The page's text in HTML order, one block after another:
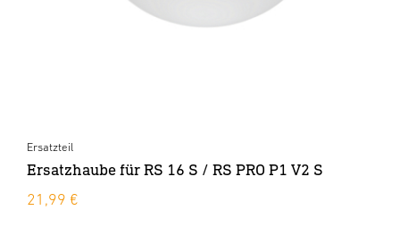
Ersatzteil
Ersatzhaube für RS 16 S / RS PRO P1 V2 S
21,99 €